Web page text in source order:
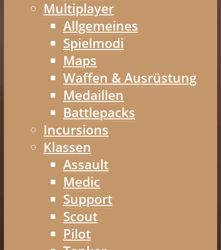
Multiplayer
Allgemeines
Spielmodi
Maps
Waffen & Ausrüstung
Medaillen
Battlepacks
Incursions
Klassen
Assault
Medic
Support
Scout
Pilot